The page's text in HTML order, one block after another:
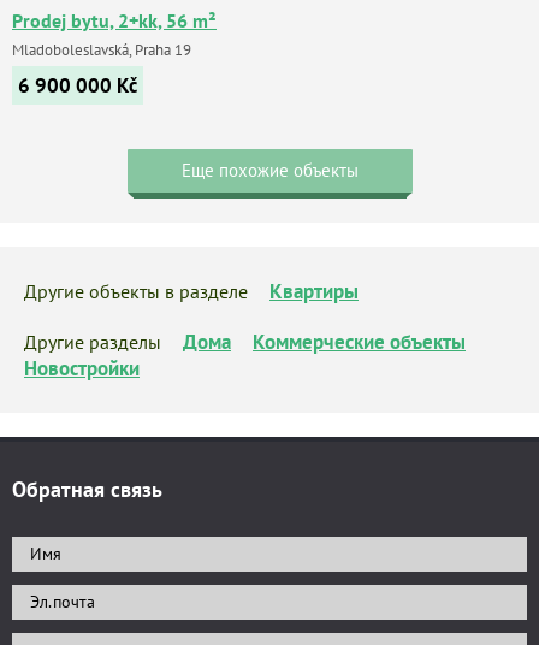
Prodej bytu, 2+kk, 56 m²
Mladoboleslavská, Praha 19
6 900 000 Kč
Еще похожие объекты
Другие объекты в разделе Квартиры
Другие разделы Дома
Коммерческие объекты
Новостройки
Обратная связь